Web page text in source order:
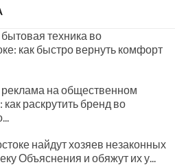
техника во
как быстро вернуть комфорт
на общественном
как раскрутить бренд во
найдут хозяев незаконных
Объяснения и обяжут их у...